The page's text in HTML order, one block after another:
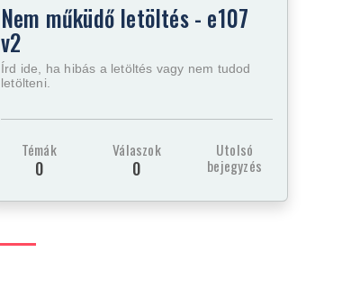
Nem műküdő letöltés - e107
v2
Írd ide, ha hibás a letöltés vagy nem tudod
letölteni.
Témák
0
Válaszok
0
Utolsó
bejegyzés